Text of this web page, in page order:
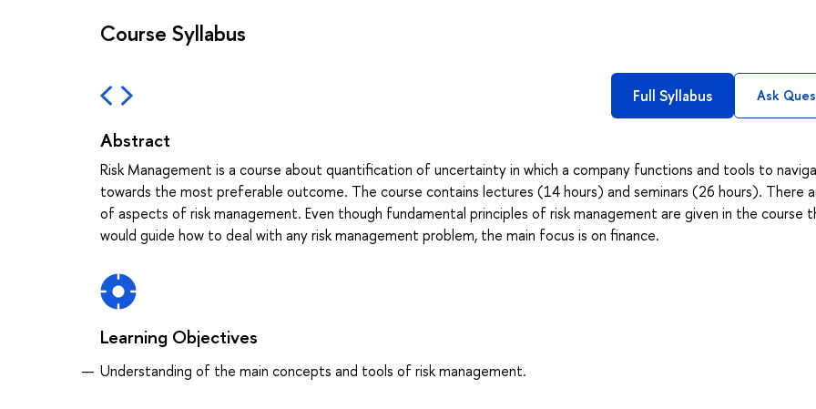
Course Syllabus
Full Syllabus Ask
Abstract
Risk Management is a course about quantification of uncertainty in which a company functions and tools to
towards the most preferable outcome. The course contains lectures (14 hours) and seminars (26 hours). There
of aspects of risk management. Even though fundamental principles of risk management are given in the course
would guide how to deal with any risk management problem, the main focus is on finance.
Learning Objectives
Understanding of the main concepts and tools of risk management.